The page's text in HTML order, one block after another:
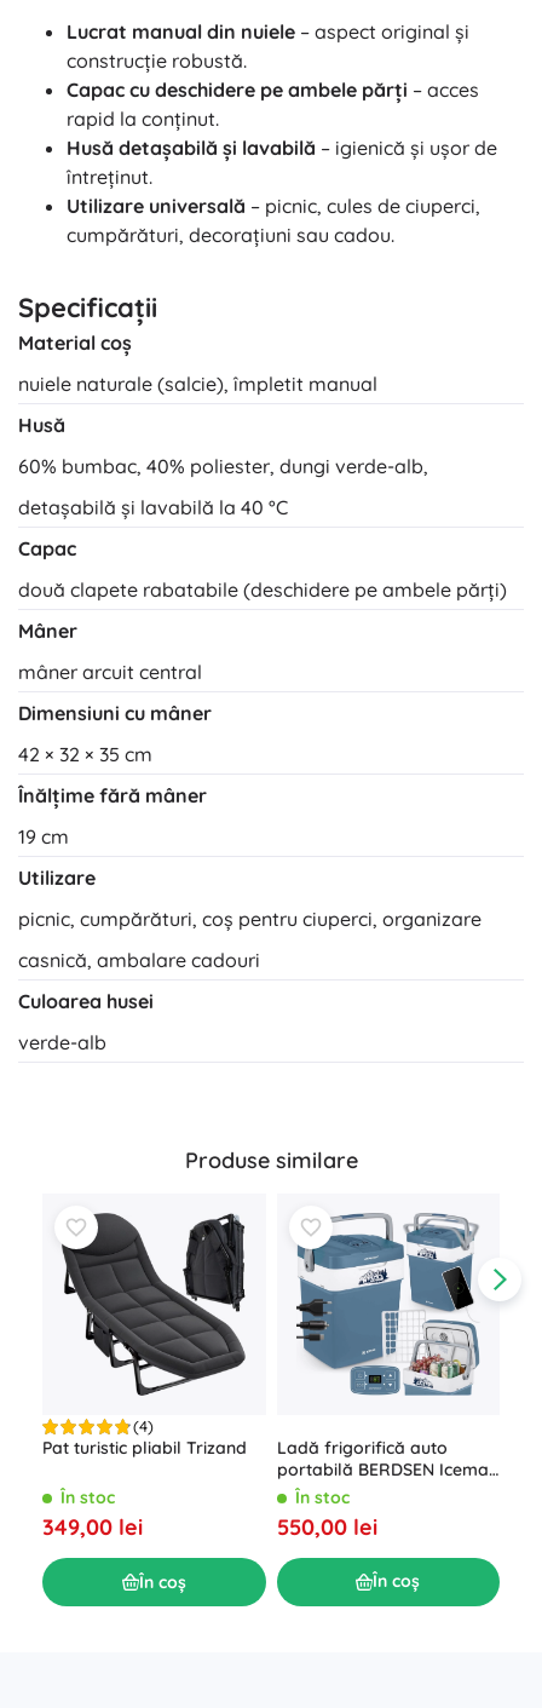
Lucrat manual din nuiele – aspect original și
construcție robustă.
Capac cu deschidere pe ambele părți – acces
rapid la conținut.
Husă detașabilă și lavabilă – igienică și ușor de
întreținut.
Utilizare universală – picnic, cules de ciuperci,
cumpărături, decorațiuni sau cadou.
Specificații
Material coș
nuiele naturale (salcie), împletit manual
Husă
60% bumbac, 40% poliester, dungi verde-alb,
detașabilă și lavabilă la 40 °C
Capac
două clapete rabatabile (deschidere pe ambele părți)
Mâner
mâner arcuit central
Dimensiuni cu mâner
42 × 32 × 35 cm
Înălțime fără mâner
19 cm
Utilizare
picnic, cumpărături, coș pentru ciuperci, organizare
casnică, ambalare cadouri
Culoarea husei
verde-alb
Produse similare
(4)
Pat turistic pliabil Trizand
În stoc
349,00 lei
În coș
Ladă frigorifică auto
portabilă BERDSEN Icemax
29 l cu modul ECO –
În stoc
550,00 lei
În coș